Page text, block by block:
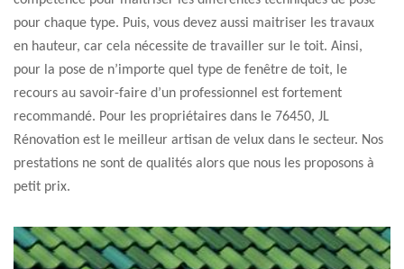
pour chaque type. Puis, vous devez aussi maitriser les travaux
en hauteur, car cela nécessite de travailler sur le toit. Ainsi,
pour la pose de n’importe quel type de fenêtre de toit, le
recours au savoir-faire d’un professionnel est fortement
recommandé. Pour les propriétaires dans le 76450, JL
Rénovation est le meilleur artisan de velux dans le secteur. Nos
prestations ne sont de qualités alors que nous les proposons à
petit prix.